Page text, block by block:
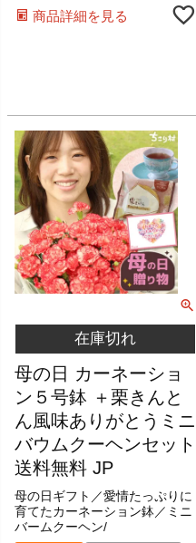
商品詳細を見る
在庫切れ
母の日ギフト／愛情たっぷりに
育てたカーネーション鉢／ミニ
バームクーヘン/
母の日 カーネーショ
ン５号鉢 ＋栗きんと
ん風味ありがとうミニ
バウムクーヘンセット
送料無料 JP